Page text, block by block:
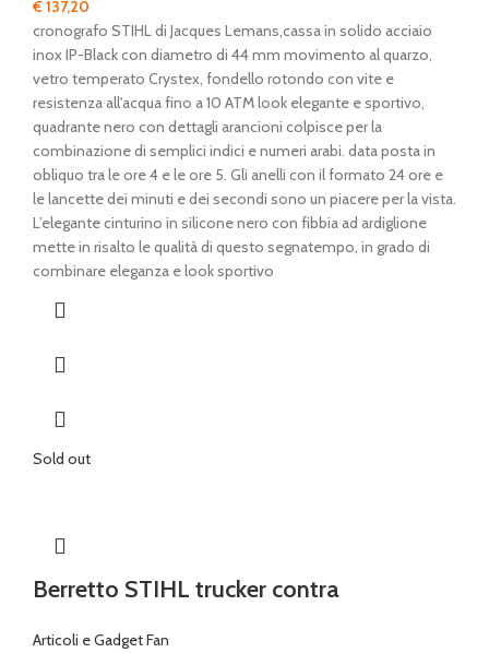
€137,20
cronografo STIHL di Jacques Lemans,cassa in solido acciaio
inox IP-Black con diametro di 44 mm movimento al quarzo,
vetro temperato Crystex, fondello rotondo con vite e
resistenza all'acqua fino a 10 ATM look elegante e sportivo,
quadrante nero con dettagli arancioni colpisce per la
combinazione di semplici indici e numeri arabi. data posta in
obliquo tra le ore 4 e le ore 5. Gli anelli con il formato 24 ore e
le lancette dei minuti e dei secondi sono un piacere per la vista.
L’elegante cinturino in silicone nero con fibbia ad ardiglione
mette in risalto le qualità di questo segnatempo, in grado di
combinare eleganza e look sportivo
Sold out
Berretto STIHL trucker contra
Articoli e Gadget Fan